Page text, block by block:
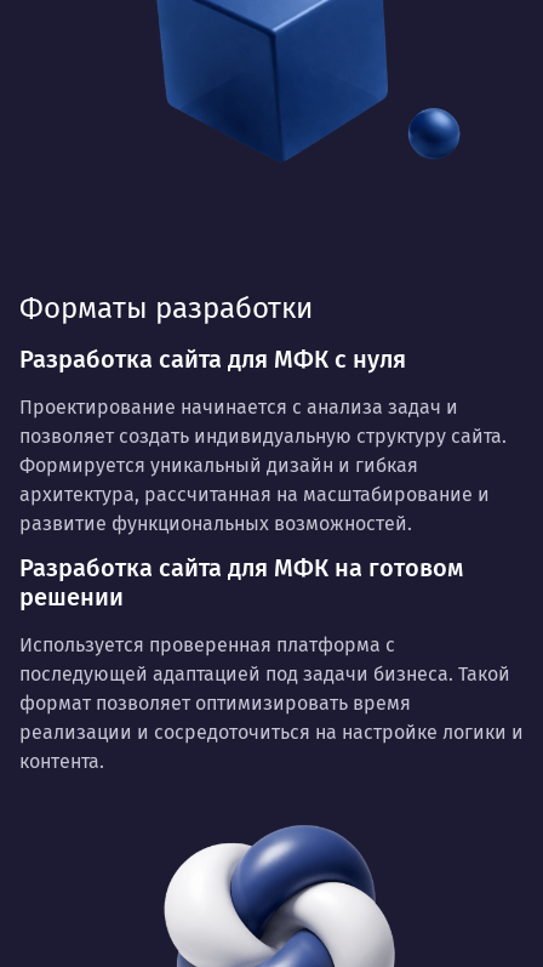
Форматы разработки
Разработка сайта для МФК с нуля
Проектирование начинается с анализа задач и
позволяет создать индивидуальную структуру сайта.
Формируется уникальный дизайн и гибкая
архитектура, рассчитанная на масштабирование и
развитие функциональных возможностей.
Разработка сайта для МФК на готовом
решении
Используется проверенная платформа с
последующей адаптацией под задачи бизнеса. Такой
формат позволяет оптимизировать время
реализации и сосредоточиться на настройке логики и
контента.